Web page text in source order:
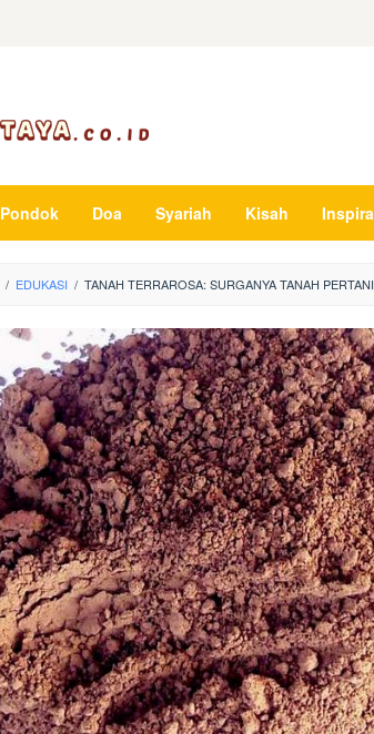
Pondok Doa Syariah Kisah
/ EDUKASI / TANAH TERRAROSA: SURGANYA TANAH